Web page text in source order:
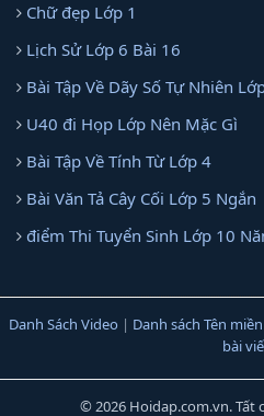
Chữ đẹp Lớp 1
Lịch Sử Lớp 6 Bài 16
Bài Tập Về Dãy Số Tự Nhiên
U40 đi Họp Lớp Nên Mặc Gì
Bài Tập Về Tính Từ Lớp 4
Bài Văn Tả Cây Cối Lớp 5 Ngắn
điểm Thi Tuyển Sinh Lớp 10
Danh Sách Video | Danh sách Tên miền
bài
© 2026 Hoidap.com.vn. Tất